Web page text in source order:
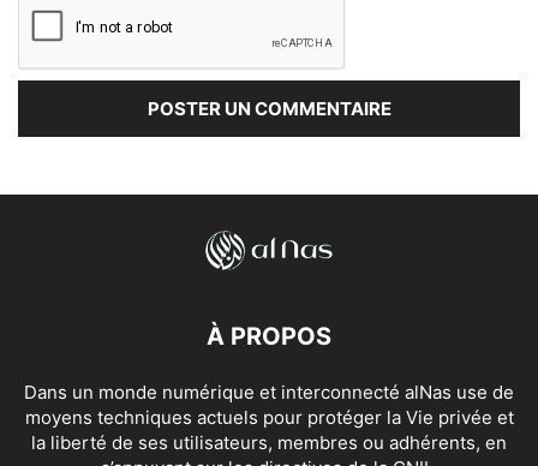
À PROPOS
Dans un monde numérique et interconnecté alNas use de
moyens techniques actuels pour protéger la Vie privée et
la liberté de ses utilisateurs, membres ou adhérents, en